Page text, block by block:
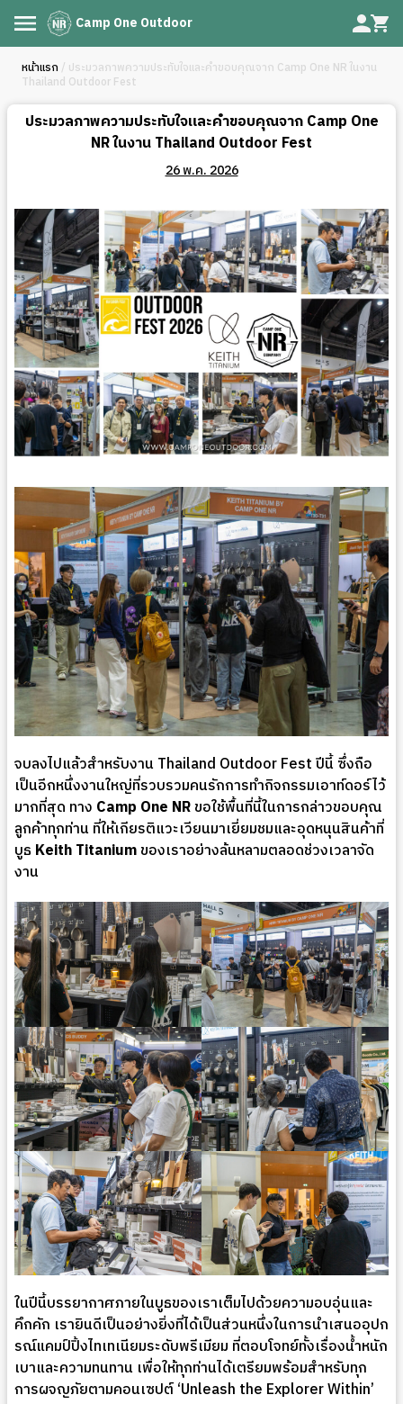
Camp One Outdoor
หน้าแรก / ประมวลภาพความประทับใจและคำขอบคุณจาก Camp One NR ในงาน
Thailand Outdoor Fest
ประมวลภาพความประทับใจและคำขอบคุณจาก Camp One
NR ในงาน Thailand Outdoor Fest
26 พ.ค. 2026
จบลงไปแล้วสำหรับงาน Thailand Outdoor Fest ปีนี้ ซึ่งถือ
เป็นอีกหนึ่งงานใหญ่ที่รวบรวมคนรักการทำกิจกรรมเอาท์ดอร์ไว้
มากที่สุด ทาง Camp One NRขอใช้พื้นที่นี้ในการกล่าวขอบคุณ
ลูกค้าทุกท่าน ที่ให้เกียรติแวะเวียนมาเยี่ยมชมและอุดหนุนสินค้าที่
บูธ Keith Titaniumของเราอย่างล้นหลามตลอดช่วงเวลาจัด
งาน
ในปีนี้บรรยากาศภายในบูธของเราเต็มไปด้วยความอบอุ่นและ
คึกคัก เรายินดีเป็นอย่างยิ่งที่ได้เป็นส่วนหนึ่งในการนำเสนออุปก
รณ์แคมป์ปิ้งไทเทเนียมระดับพรีเมียม ที่ตอบโจทย์ทั้งเรื่องน้ำหนัก
เบาและความทนทาน เพื่อให้ทุกท่านได้เตรียมพร้อมสำหรับทุก
การผจญภัยตามคอนเซปต์ ‘Unleash the Explorer Within’